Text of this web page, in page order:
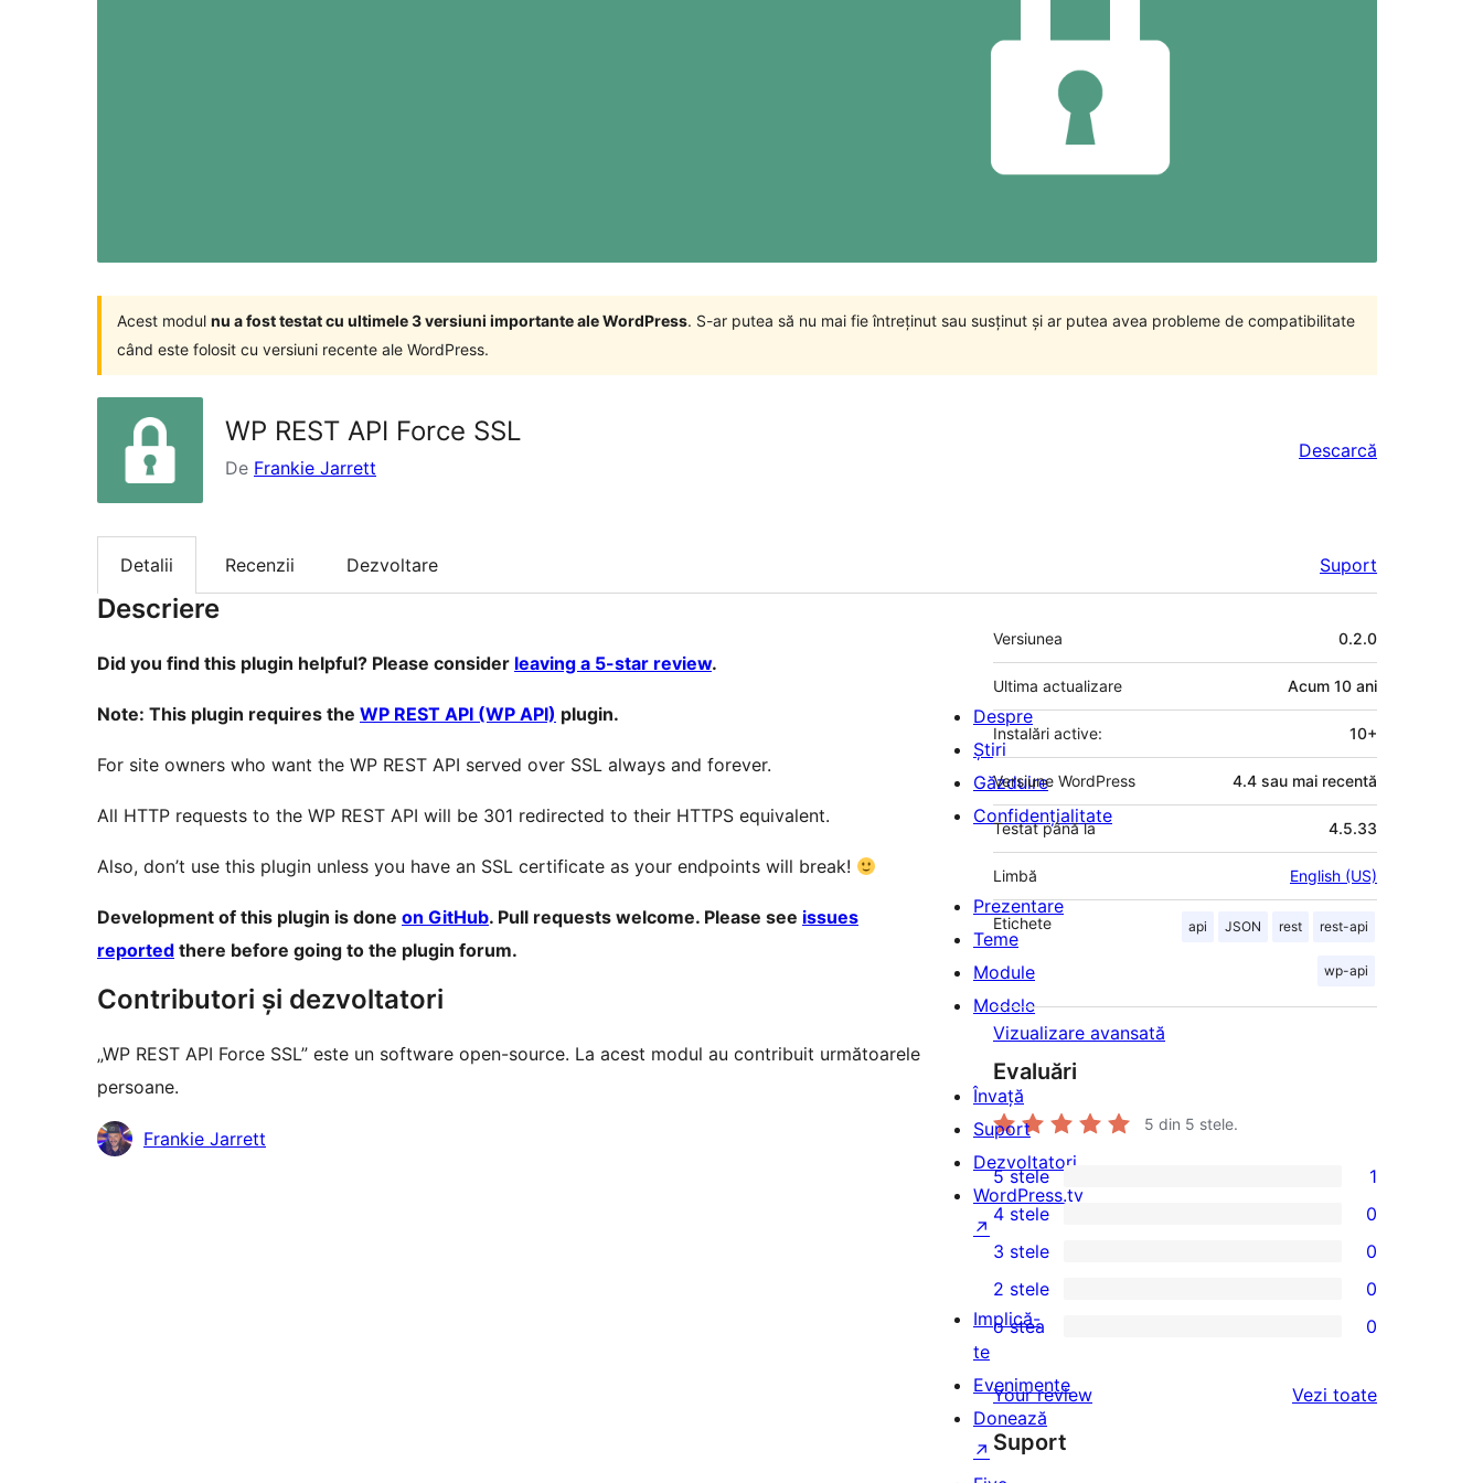
Acest modul nu a fost testat cu ultimele 3 versiuni importante ale WordPress. S-ar putea să nu mai fie întreținut sau susținut și ar putea avea probleme de compatibilitate
când este folosit cu versiuni recente ale WordPress.
WP REST API Force SSL
De Frankie Jarrett
Descarcă
Detalii Recenzii Dezvoltare Suport
Descriere
Did you find this plugin helpful? Please consider leaving a 5-star review.
Note: This plugin requires the WP REST API (WP API) plugin.
For site owners who want the WP REST API served over SSL always and forever.
All HTTP requests to the WP REST API will be 301 redirected to their HTTPS equivalent.
Also, don’t use this plugin unless you have an SSL certificate as your endpoints will break!
Development of this plugin is done on GitHub. Pull requests welcome. Please see issues
reported there before going to the plugin forum.
Contributori și dezvoltatori
„WP REST API Force SSL” este un software open-source. La acest modul au contribuit următoarele
persoane.
Contributori
Frankie Jarrett
Meta
Versiunea 0.2.0
Ultima actualizare Acum 10 ani
Instalări active: 10+
Versiune WordPress 4.4 sau mai recentă
Testat până la 4.5.33
Limbă English (US)
Etichete api JSON rest rest-api
wp-api
Vizualizare avansată
Evaluări
5 din 5 stele.
1
5
–
recenzie
(stele)
5 stele 1
4
–
recenzii
4 stele 0
0
3
–
(stele)
3 stele 0
2
recenzii
(stele)
2 stele 0
0
–
recenzii
o stea 0
Your review Vezi toaterecenziile
Suport
Despre
Știri
Găzduire
Confidențialitate
Prezentare
Teme
Module
Modele
Învață
Suport
Dezvoltatori
WordPress.tv
↗
Implică-
te
Evenimente
Donează
↗